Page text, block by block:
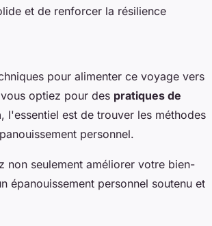
et de renforcer la résilience
pour alimenter ce voyage vers
optiez pour des pratiques de
, l'essentiel est de trouver les méthodes
personnel.
non seulement améliorer votre bien-
épanouissement personnel soutenu et